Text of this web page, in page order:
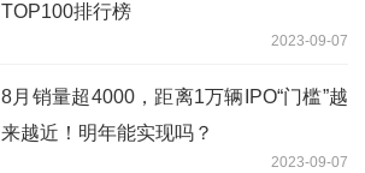
TOP100排行榜
2023-09-07
8月销量超4000，距离1万辆IPO“门槛”越
来越近！明年能实现吗？
2023-09-07